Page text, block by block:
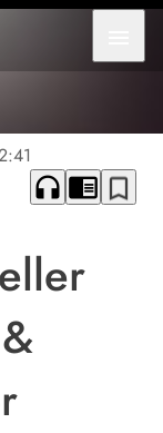
headphones chrome_reader_mode bookmark_border